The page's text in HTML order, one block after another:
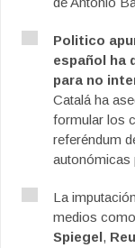
Politico
español ha
para no
Catalá ha
formular los
referéndum
autonómicas
La
medios como
Spiegel,